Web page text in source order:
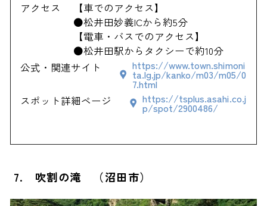
アクセス
【車でのアクセス】
●松井田妙義ICから約5分
【電車・バスでのアクセス】
●松井田駅からタクシーで約10分
公式・関連サイト
https://www.town.shimoni
ta.lg.jp/kanko/m03/m05/0
7.html
スポット詳細ページ
https://tsplus.asahi.co.j
p/spot/2900486/
7. 吹割の滝 （沼田市）